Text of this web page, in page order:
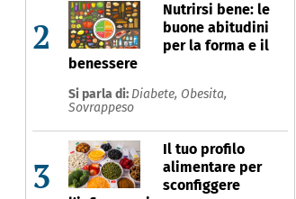
2
Nutrirsi bene: le
buone abitudini
per la forma e il
benessere
Si parla di: Diabete, Obesita,
Sovrappeso
3
Il tuo profilo
alimentare per
sconfiggere